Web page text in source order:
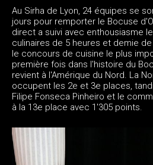
Au Sirha de Lyon, 24 équipes se
jours pour remporter le Bocuse
direct a suivi avec enthousiasme
culinaires de 5 heures et demie
le concours de cuisine le plus
première fois dans l'histoire du
revient à l'Amérique du Nord. La
occupent les 2e et 3e places,
Filipe Fonseca Pinheiro et le
à la 13e place avec 1'305 points.